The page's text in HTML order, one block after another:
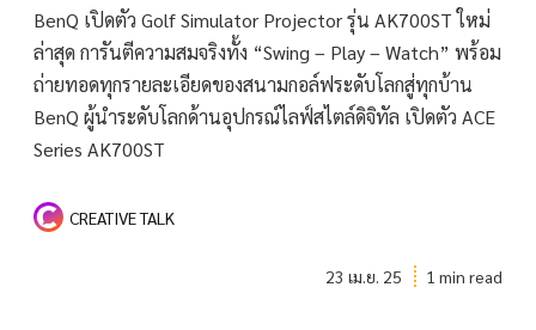
BenQ เปิดตัว Golf Simulator Projector รุ่น AK700ST ใหม่
ล่าสุด การันตีความสมจริงทั้ง “Swing – Play – Watch” พร้อม
ถ่ายทอดทุกรายละเอียดของสนามกอล์ฟระดับโลกสู่ทุกบ้าน
BenQ ผู้นำระดับโลกด้านอุปกรณ์ไลฟ์สไตล์ดิจิทัล เปิดตัว ACE
Series AK700ST
CREATIVE TALK
23 เม.ย. 25 1 min read